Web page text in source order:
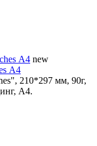
new
А4
210*297 мм, 90г,
А4.